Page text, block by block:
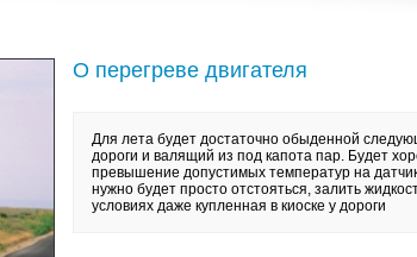
О перегреве двигателя
Для лета будет достаточно обыденной
дороги и валящий из под капота пар. Будет
превышение допустимых температур на
нужно будет просто отстояться, залить
условиях даже купленная в киоске у дороги